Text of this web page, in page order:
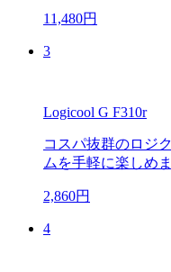
11,480円
3
Logicool G F310r
コスパ抜群のロジ
ムを手軽に楽しめま
2,860円
4